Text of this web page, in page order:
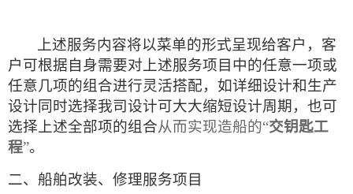
上述服务内容将以菜单的形式呈现给客户，客
户可根据自身需要对上述服务项 目中的任意一项或
任意几项的组合进行灵活搭配，如详细设计和生产
设计同时选择我司设计可大大缩短设计周期，也可
选择上述全部项的组合从而实现造船的“交钥匙工
程”。
二、 船舶改装、修理服务项目